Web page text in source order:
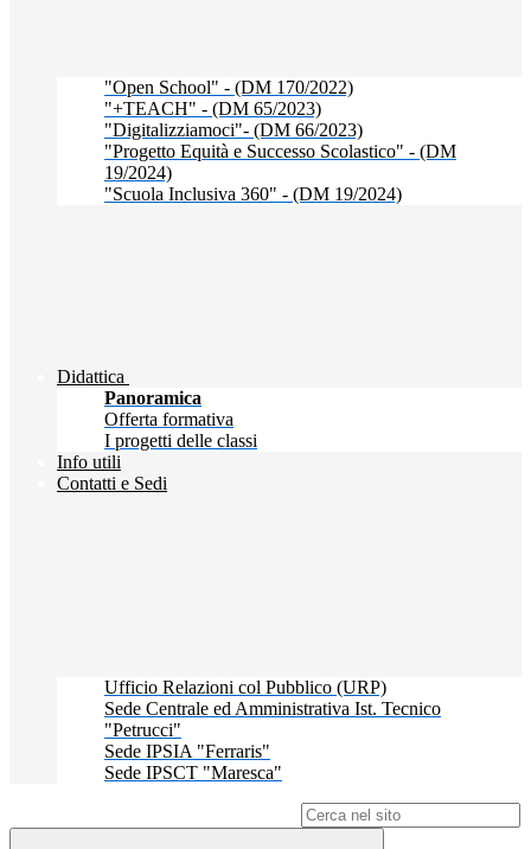
"Open School" - (DM 170/2022)
"+TEACH" - (DM 65/2023)
"Digitalizziamoci"- (DM 66/2023)
"Progetto Equità e Successo Scolastico" - (DM
19/2024)
"Scuola Inclusiva 360" - (DM 19/2024)
Didattica
Panoramica
Offerta formativa
I progetti delle classi
Info utili
Contatti e Sedi
Ufficio Relazioni col Pubblico (URP)
Sede Centrale ed Amministrativa Ist. Tecnico
"Petrucci"
Sede IPSIA "Ferraris"
Sede IPSCT "Maresca"